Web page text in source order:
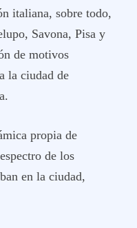
italiana, sobre todo,
Savona, Pisa y
de motivos
la ciudad de
propia de
de los
en la ciudad,